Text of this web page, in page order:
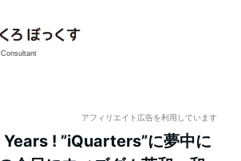
アフィリエイト広告を利用しています
! ”iQuarters”に夢中に